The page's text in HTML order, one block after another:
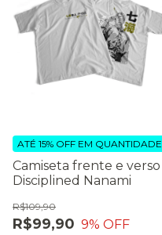
Camiseta frente e verso
Disciplined Nanami
R$99,90
R$109,90
9% OFF
ATÉ 15% OFF EM QUANTIDADE